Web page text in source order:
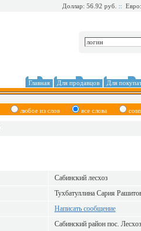
Доллар: 56.92 руб. ::
Главная Для продавцов Для
любое из слов все слова
Сабинский лесхоз
Тухбатуллина Сария
Написать сообщение
Сабинский район пос. Лесхоз